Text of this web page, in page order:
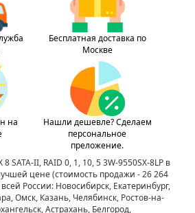
Бесплатная доставка по
Москве
на
Нашли дешевле? Сделаем
персональное
преложение.
8 SATA-II, RAID 0, 1, 10, 5 3W-9550SX-8LP в
цене(стоимость продажи - 26 264
России: Новосибирск, Екатеринбург,
Омск, Казань, Челябинск, Ростов-на-
Астрахань, Белгород,